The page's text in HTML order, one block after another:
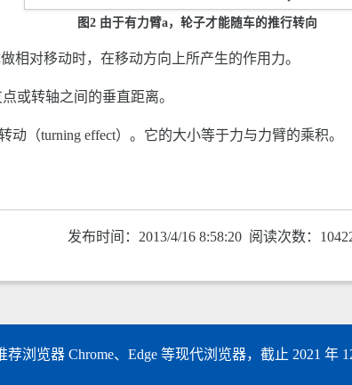
图2 由于有力臂a，轮子才能随车的推行转向
相对移动时，在移动方向上所产生的作用力。
或转轴之间的垂直距离。
动（turning effect）。它的大小等于力与力臂的乘积。
发布时间：2013/4/16 8:58:20 阅读次数：
浏览器 Chrome、Edge 等现代浏览器，截止 2021 年